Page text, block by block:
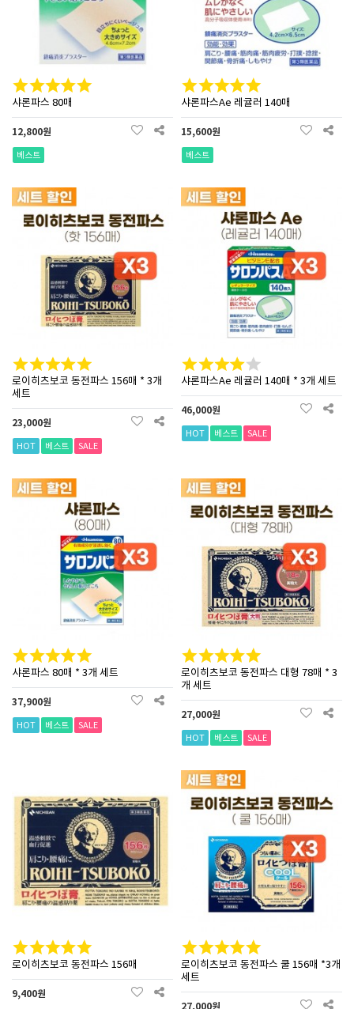
샤론파스 80매
12,800원
베스트
샤론파스Ae 레귤러 140매
15,600원
베스트
로이히츠보코 동전파스 156매 * 3개
세트
23,000원
HOT 베스트 SALE
샤론파스Ae 레귤러 140매 * 3개 세트
46,000원
HOT 베스트 SALE
샤론파스 80매 * 3개 세트
37,900원
HOT 베스트 SALE
로이히츠보코 동전파스 대형 78매 * 3
개 세트
27,000원
HOT 베스트 SALE
로이히츠보코 동전파스 156매
9,400원
로이히츠보코 동전파스 쿨 156매 *3개
세트
27,000원